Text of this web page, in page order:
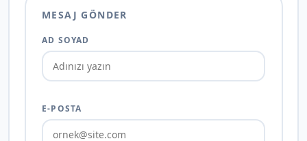
MESAJ GÖNDER
AD SOYAD
E-POSTA